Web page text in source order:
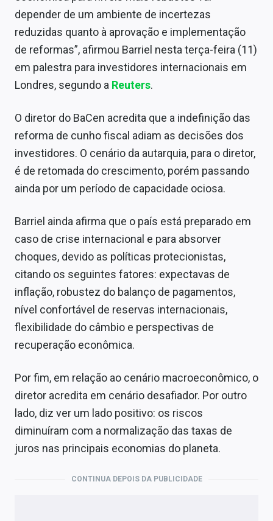
Expediente
Contato
depender de um ambiente de incertezas
reduzidas quanto à aprovação e implementação
de reformas”, afirmou Barriel nesta terça-feira (11)
em palestra para investidores internacionais em
Londres, segundo a Reuters.
O diretor do BaCen acredita que a indefinição das
reforma de cunho fiscal adiam as decisões dos
investidores. O cenário da autarquia, para o diretor,
é de retomada do crescimento, porém passando
ainda por um período de capacidade ociosa.
Barriel ainda afirma que o país está preparado em
caso de crise internacional e para absorver
choques, devido as políticas protecionistas,
citando os seguintes fatores: expectavas de
inflação, robustez do balanço de pagamentos,
nível confortável de reservas internacionais,
flexibilidade do câmbio e perspectivas de
recuperação econômica.
Por fim, em relação ao cenário macroeconômico, o
diretor acredita em cenário desafiador. Por outro
lado, diz ver um lado positivo: os riscos
diminuíram com a normalização das taxas de
juros nas principais economias do planeta.
CONTINUA DEPOIS DA PUBLICIDADE